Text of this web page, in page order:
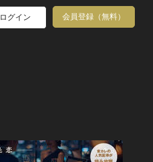
ログイン 会員登録（無料）